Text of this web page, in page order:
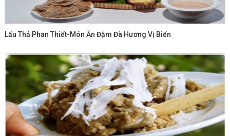
Lẩu Thả Phan Thiết-Món Ăn Đậm Đà Hương Vị Biển